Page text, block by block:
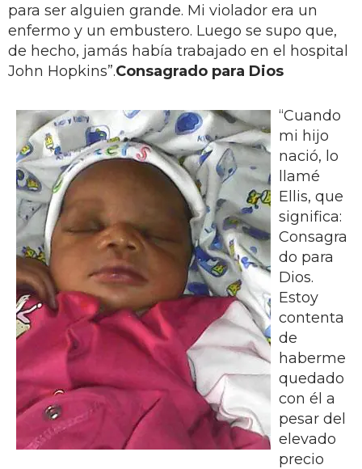
para ser alguien grande. Mi violador era un
enfermo y un embustero. Luego se supo que,
de hecho, jamás había trabajado en el hospital
John Hopkins”.Consagrado para Dios
“Cuando
mi hijo
nació, lo
llamé
Ellis, que
significa:
Consagra
do para
Dios.
Estoy
contenta
de
haberme
quedado
con él a
pesar del
elevado
precio